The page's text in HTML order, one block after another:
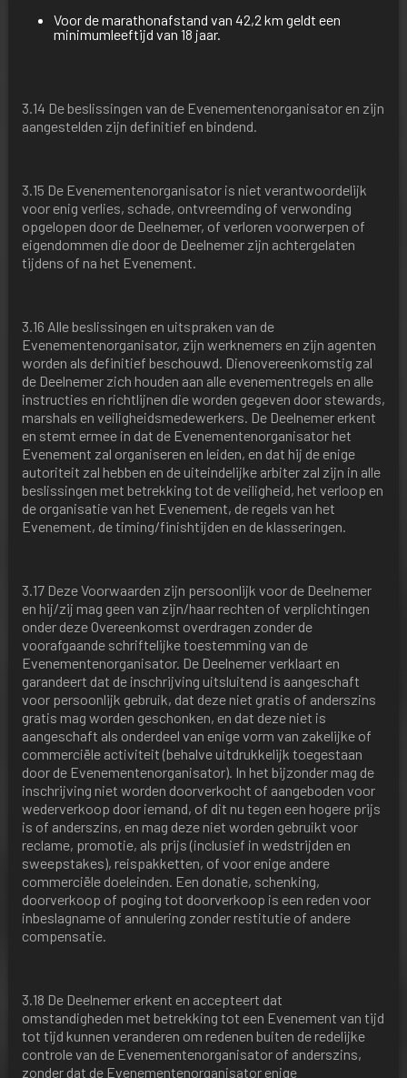
Voor de marathonafstand van 42,2 km geldt een
minimumleeftijd van 18 jaar.
3.14 De beslissingen van de Evenementenorganisator en zijn
aangestelden zijn definitief en bindend.
3.15 De Evenementenorganisator is niet verantwoordelijk
voor enig verlies, schade, ontvreemding of verwonding
opgelopen door de Deelnemer, of verloren voorwerpen of
eigendommen die door de Deelnemer zijn achtergelaten
tijdens of na het Evenement.
3.16 Alle beslissingen en uitspraken van de
Evenementenorganisator, zijn werknemers en zijn agenten
worden als definitief beschouwd. Dienovereenkomstig zal
de Deelnemer zich houden aan alle evenementregels en alle
instructies en richtlijnen die worden gegeven door stewards,
marshals en veiligheidsmedewerkers. De Deelnemer erkent
en stemt ermee in dat de Evenementenorganisator het
Evenement zal organiseren en leiden, en dat hij de enige
autoriteit zal hebben en de uiteindelijke arbiter zal zijn in alle
beslissingen met betrekking tot de veiligheid, het verloop en
de organisatie van het Evenement, de regels van het
Evenement, de timing/finishtijden en de klasseringen.
3.17 Deze Voorwaarden zijn persoonlijk voor de Deelnemer
en hij/zij mag geen van zijn/haar rechten of verplichtingen
onder deze Overeenkomst overdragen zonder de
voorafgaande schriftelijke toestemming van de
Evenementenorganisator. De Deelnemer verklaart en
garandeert dat de inschrijving uitsluitend is aangeschaft
voor persoonlijk gebruik, dat deze niet gratis of anderszins
gratis mag worden geschonken, en dat deze niet is
aangeschaft als onderdeel van enige vorm van zakelijke of
commerciële activiteit (behalve uitdrukkelijk toegestaan
door de Evenementenorganisator). In het bijzonder mag de
inschrijving niet worden doorverkocht of aangeboden voor
wederverkoop door iemand, of dit nu tegen een hogere prijs
is of anderszins, en mag deze niet worden gebruikt voor
reclame, promotie, als prijs (inclusief in wedstrijden en
sweepstakes), reispakketten, of voor enige andere
commerciële doeleinden. Een donatie, schenking,
doorverkoop of poging tot doorverkoop is een reden voor
inbeslagname of annulering zonder restitutie of andere
compensatie.
3.18 De Deelnemer erkent en accepteert dat
omstandigheden met betrekking tot een Evenement van tijd
tot tijd kunnen veranderen om redenen buiten de redelijke
controle van de Evenementenorganisator of anderszins,
zonder dat de Evenementenorganisator enige